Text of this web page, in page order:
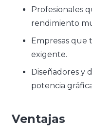
Profesionales
rendimiento
Empresas que
exigente.
Diseñadores y
potencia
Ventajas